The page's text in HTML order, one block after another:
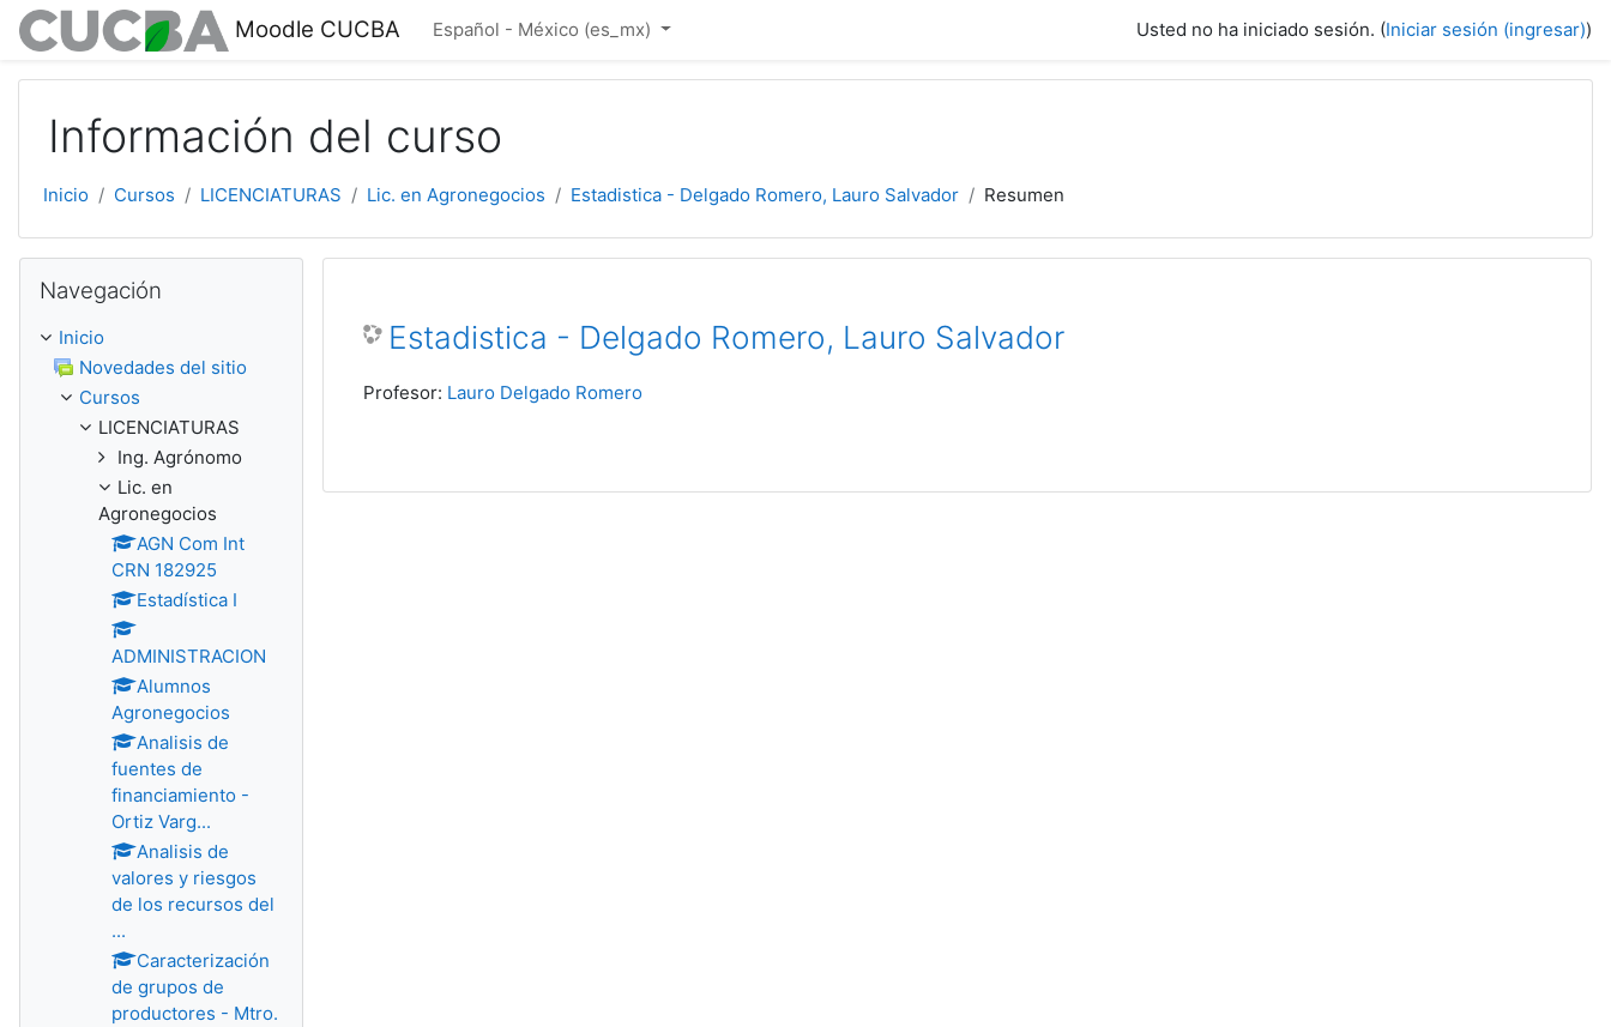
Saltar al contenido principal
Moodle CUCBA Español - México ‎(es_mx)‎ Usted no ha iniciado sesión. (Iniciar sesión (ingresar))
Información del curso
Inicio Cursos LICENCIATURAS Lic. en Agronegocios Estadistica - Delgado Romero, Lauro Salvador Resumen
Estadistica - Delgado Romero, Lauro Salvador
Profesor: Lauro Delgado Romero
Navegación
Inicio
Novedades del sitio
Cursos
LICENCIATURAS
Ing. Agrónomo
Lic. en
Agronegocios
AGN Com Int
CRN 182925
Estadística I
ADMINISTRACION
Alumnos
Agronegocios
Analisis de
fuentes de
financiamiento -
Ortiz Varg...
Analisis de
valores y riesgos
de los recursos del
...
Caracterización
de grupos de
productores - Mtro.